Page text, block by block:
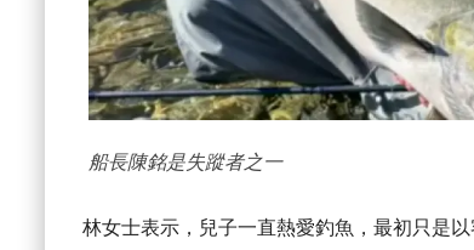
船長陳銘是失蹤者之一
林女士表示，兒子一直熱愛釣魚，最初只是